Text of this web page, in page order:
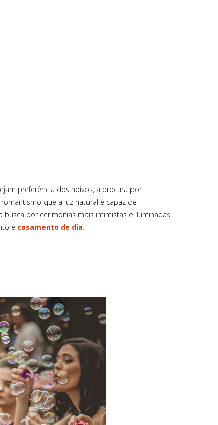
preferência dos noivos, a procura por
que a luz natural é capaz de
por cerimônias mais intimistas e iluminadas.
é casamento de dia.